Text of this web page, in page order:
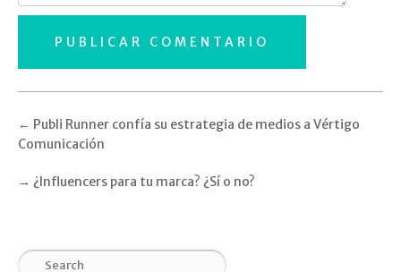
← Publi Runner confía su estrategia de medios a Vértigo
Comunicación
→ ¿Influencers para tu marca? ¿Sí o no?